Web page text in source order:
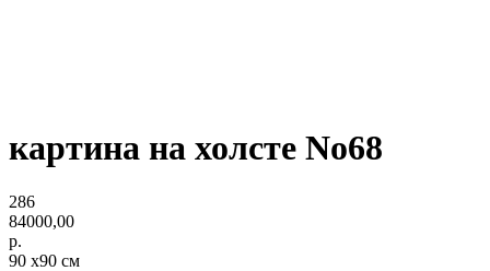
картина на холсте No68
286
84000,00
р.
90 х90 см